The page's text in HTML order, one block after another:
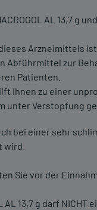
AL 13,7 g
Arzneimittels ist
Abführmittel zur
Patienten.
Ihnen zu einer
unter Verstopfung
bei einer sehr
wird.
Sie vor der
AL 13,7 g darf